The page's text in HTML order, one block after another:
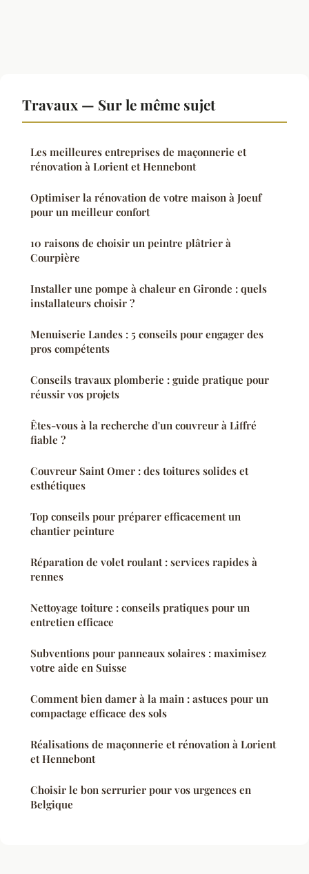
Travaux — Sur le même sujet
Les meilleures entreprises de maçonnerie et
rénovation à Lorient et Hennebont
Optimiser la rénovation de votre maison à Joeuf
pour un meilleur confort
10 raisons de choisir un peintre plâtrier à
Courpière
Installer une pompe à chaleur en Gironde : quels
installateurs choisir ?
Menuiserie Landes : 5 conseils pour engager des
pros compétents
Conseils travaux plomberie : guide pratique pour
réussir vos projets
Êtes-vous à la recherche d'un couvreur à Liffré
fiable ?
Couvreur Saint Omer : des toitures solides et
esthétiques
Top conseils pour préparer efficacement un
chantier peinture
Réparation de volet roulant : services rapides à
rennes
Nettoyage toiture : conseils pratiques pour un
entretien efficace
Subventions pour panneaux solaires : maximisez
votre aide en Suisse
Comment bien damer à la main : astuces pour un
compactage efficace des sols
Réalisations de maçonnerie et rénovation à Lorient
et Hennebont
Choisir le bon serrurier pour vos urgences en
Belgique